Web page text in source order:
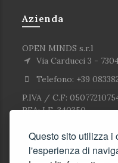
Questo sito utilizza i
l'esperienza di
Azienda
OPEN MINDS s.r.l
Via Carducci 3 -
Telefono: +39
P.IVA / C.F:
REA: LE-340350